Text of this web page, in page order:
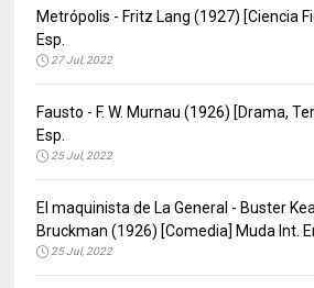
Metrópolis - Fritz Lang (1927) [Ciencia
Esp.
27 Jul, 2022
Fausto - F. W. Murnau (1926) [Drama,
Esp.
25 Jul, 2022
El maquinista de La General - Buster
Bruckman (1926) [Comedia] Muda Int.
25 Jul, 2022